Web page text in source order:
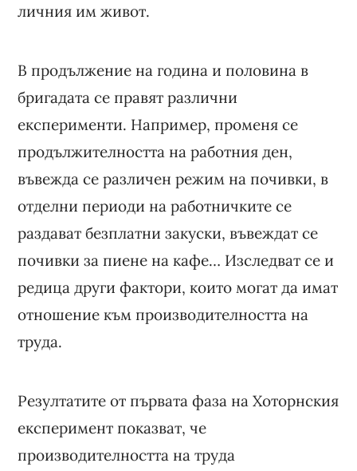
личния им живот.
В продължение на година и половина в
бригадата се правят различни
експерименти. Например, променя се
продължителността на работния ден,
въвежда се различен режим на почивки, в
отделни периоди на работничките се
раздават безплатни закуски, въвеждат се
почивки за пиене на кафе… Изследват се и
редица други фактори, които могат да имат
отношение към производителността на
труда.
Резултатите от първата фаза на Хоторнския
експеримент показват, че
производителността на труда